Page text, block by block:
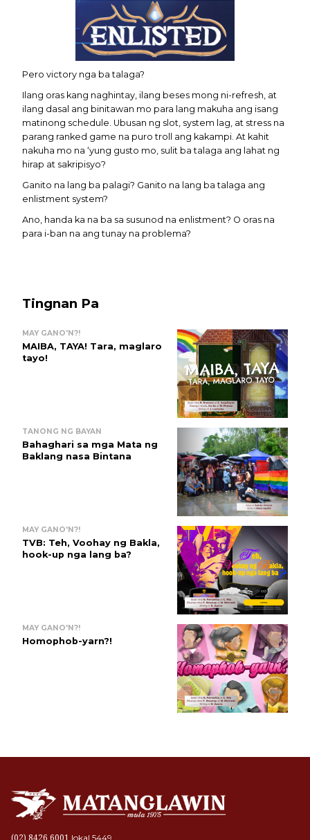
Pero victory nga ba talaga?
Ilang oras kang naghintay, ilang beses mong ni-refresh, at
ilang dasal ang binitawan mo para lang makuha ang isang
matinong schedule. Ubusan ng slot, system lag, at stress na
parang ranked game na puro troll ang kakampi. At kahit
nakuha mo na ‘yung gusto mo, sulit ba talaga ang lahat ng
hirap at sakripisyo?
Ganito na lang ba palagi? Ganito na lang ba talaga ang
enlistment system?
Ano, handa ka na ba sa susunod na enlistment? O oras na
para i-ban na ang tunay na problema?
Tingnan Pa
MAY GANO'N?!
MAIBA, TAYA! Tara, maglaro
tayo!
TANONG NG BAYAN
Bahaghari sa mga Mata ng
Baklang nasa Bintana
MAY GANO'N?!
TVB: Teh, Voohay ng Bakla,
hook-up nga lang ba?
MAY GANO'N?!
Homophob-yarn?!
(02) 8426 6001 lokal 5449